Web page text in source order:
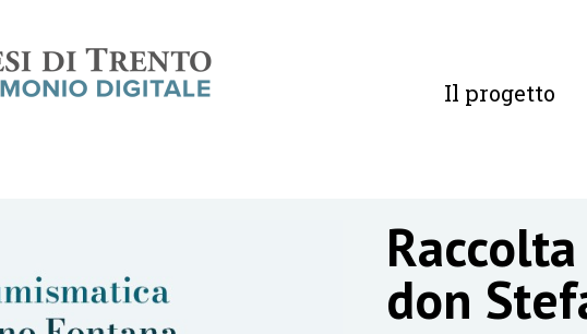
Il progetto
don